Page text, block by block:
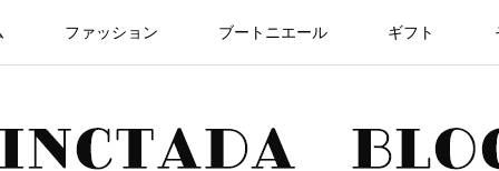
ファッション ブートニエール ギフト